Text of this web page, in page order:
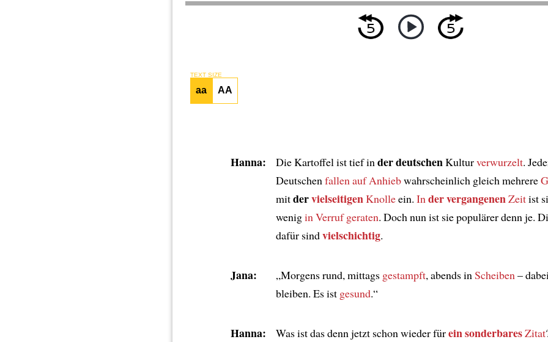
TEXT SIZE
aa AA
Hanna: Die Kartoffel ist tief in der deutschenKulturverwurzelt.
Deutschen fallen auf Anhiebwahrscheinlich gleich mehrere
mitdervielseitigenKnolleein. In der vergangenenZeitist
wenigin Verruf geraten. Doch nun ist sie populärer denn je.
dafür sindvielschichtig.
Jana: „Morgens rund, mittags gestampft, abends in Scheiben –
bleiben. Es ist gesund.“
Hanna: Was ist das denn jetzt schon wieder fürein sonderbaresZitat